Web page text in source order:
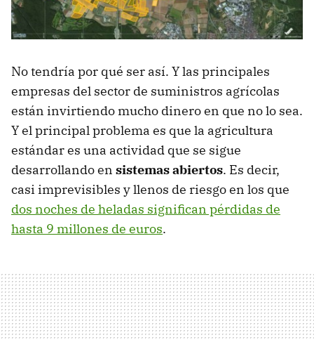
No tendría por qué ser así. Y las principales
empresas del sector de suministros agrícolas
están invirtiendo mucho dinero en que no lo sea.
Y el principal problema es que la agricultura
estándar es una actividad que se sigue
desarrollando en sistemas abiertos. Es decir,
casi imprevisibles y llenos de riesgo en los que
dos noches de heladas significan pérdidas de
hasta 9 millones de euros.